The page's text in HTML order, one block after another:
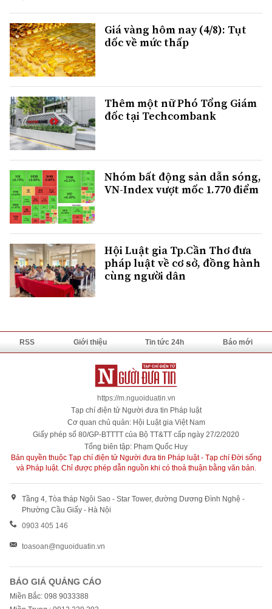
Giá vàng hôm nay (4/8): Tụt
dốc về mức thấp
Thêm một nữ Phó Tổng Giám
đốc tại Techcombank
Nhóm bất động sản dẫn sóng,
VN-Index vượt mốc 1.770 điểm
Hội Luật gia Tp.Cần Thơ đưa
pháp luật về cơ sở, đồng hành
cùng người dân
RSS Giới thiệu Tin tức 24h Báo mới
https://m.nguoiduatin.vn
Tạp chí điện tử Người đưa tin Pháp luật
Cơ quan chủ quản: Hội Luật gia Việt Nam
Giấy phép số 80/GP-BTTTT của Bộ TT&TT cấp ngày 27/2/2020
Tổng biên tập: Phạm Quốc Huy
Bản quyền thuộc Tạp chí điện tử Người đưa tin Pháp luật - Tạp chí Đời sống
và Pháp luật. Chỉ được phép dẫn nguồn khi có thoả thuận bằng văn bản.
Tầng 4, Tòa tháp Ngôi Sao - Star Tower, đường Dương Đình Nghệ -
Phường Cầu Giấy - Hà Nội
0903 405 146
toasoan@nguoiduatin.vn
BÁO GIÁ QUẢNG CÁO
Miền Bắc: 098 9033388